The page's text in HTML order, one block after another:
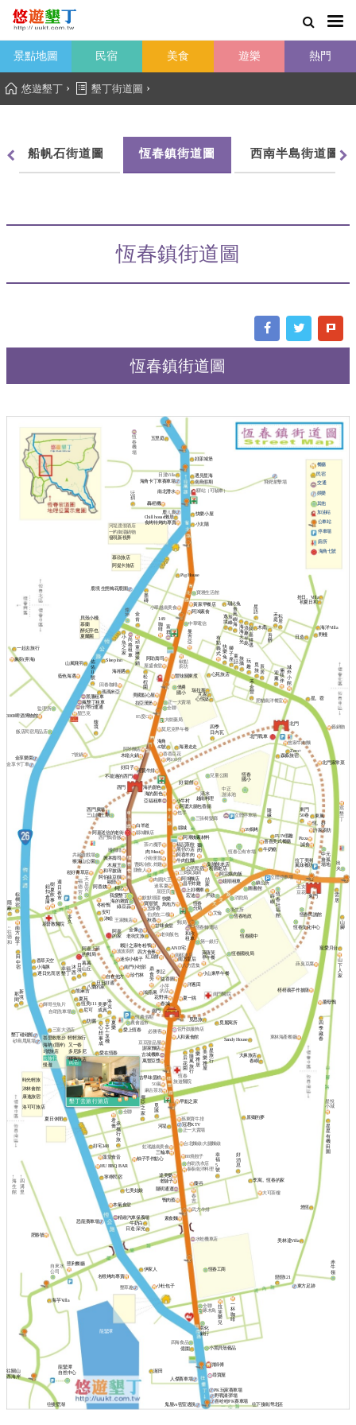
景點地圖 民宿 美食 遊樂 熱門
悠遊墾丁 › 墾丁街道圖 ›
船帆石街道圖 恆春鎮街道圖 西南半島街道圖
恆春鎮街道圖
恆春鎮街道圖
民宿
墾丁去旅行旅店
五里庭
餐廳
民宿
交通
娛樂
其他
加油站
公車站
停車場
廁所
海角七號
飛靶射擊場
往下接南灣北區
往後壁湖
驛站（可驗車）
南北潛水
小太陽
中華電信
富
群
149
咖
啡
燦
坤
尚
格
租
車
慕蘭
美國點心屋
薑母鴨
拉亞漢堡
85度C
瑪瑪米亞
黑藩租車
木箱火鍋
山風飛羽
藍色海遇
監理所
初夏日和
僑勇
國小
正一大賣場
全聯
莫尼克早午餐
四季
日內瓦
不能過的西門
北門戰車
北門
西門
海的顏色
海的顏色
亞福租車
兒童公園 恆春
國小
中正
游泳池
清水
越南料理
小牛村
阿賢牛排
包手
縣城
立體停車場
39焗烤
恆春公有市場
福記蒸餃
黑仔の店
阿香羊肉
阿鴻麵店
宏迪 戶政
恆春
分局
東門
50巷 東風
中元
搶孤
場地
出
火
東門
星
星
有
機
田
園
鎮公所
圖書館
消防局
衛生所
恆春地政
艾倫
恆春國中
恆春轉運站
恆春國稅局
小山東早午餐
第一銀行
南門醫院
白羊道
屈臣氏
秋香
和欣
租車
老街飯包
南方皇后
西門廣場
三山國王廟
阿嘉送信的老街
木屐王
阿伯綠豆饌
天
后
宮
週
日
夜
市
基督教醫院
幸福
墾丁
阿嘉上班
的郵局
阿嘉
的家
柯記
我愛墾丁
綠豆蒜
王家麵店
金像
夥計之家冬粉鴨
珍竹林
李記
鴻蘋果
海相遇
郵局
南都冰店
農會超市
恆農假期
南門
佐丹奴服飾店
人和素食館
豆豆甜品屋
謝家麵店
古城機車
萬豐豆漿
恆春
旅遊醫院
豐味關東煮
古早味蛋糕
全聯
砂島甩尾場
夏日休閒
河堤
冠君KTV
正一大賣場
三輪車
本氣食堂
達美樂
老舖子
鴨肉蔡
素食麵
精緻汽車保養場
照利餐廳
自來水
公司
龍鑾潭
自然中心
往關山
西海岸
龍鑾潭
原鄉的夢
恆春工商
伊家人
名根烤肉專賣
小杜包子
赤
牛
嶺
戀戀121
一
杯
咖
啡
四海食品
人傑賽車場
鬼屋vs密室逃脫
洪師傅
尋寶屋
PK玩家賽車場
喜哈哈PK賽車場
50嵐
城
外
小
館
君
喬
1號旅店
美夢
成真
粉圓老店
臭脯餅老店
星
旅
行
樂
雅
居
歐戀
全聯
墨
磚
鹿境 生態梅花鹿園
瘋墾丁租車
好日子
夏苑
輕輕旅行
愛上恆春
野棧
慢遊
3000啤酒博物館
沐睦
北門家常菜
Zero+
時光輕旅
野戰漆彈場
崧好青草店
墾丁碰碰船
海芋Villa
覓思旅
去旅行
藻堂食音 88燒餃子
迎
薰
沐林會館
四
季
藏
春
渥田
寶順號
玉珍香
快樂
鳥地方
阿婆大腸包香腸
南
方
餃
子
拉
芙
樂
兒
彰化
銀行
自助洗衣店
恐龍賽車場
益香圓
承
攜
行
旅
田
中
宿
七美姑娘
食烤特烤肉專賣
花野井
佑
佑
11
號
公仔民宿
黃家早餐店
早點之家
夏一跳
洋蔥田
麋谷
恆。好
阿潭姨素材料
多
久
恆美111
冬粉鴨
牛肉拉麵
美林達Villa
天
工
享
棧
夏
樂
心
想
事
成
南門小吃部
象廚(弄海)
自在他方
防曬
日造
逐日光而居
興丼壽司
阿鴻素食
愛在恆春
多尼多尼
上好機車
隨
風
旅
行
拾日。Villa
台灣行運通
迷你小橘子
寶雅生活館
鈕
扣
倉
庫
好
消
息
波波廚房
茶の魔手
曹媽冷飲.炸雞
億園
貝殼小棧
樹
夏
飲
事
默默很甜
水蛙機車店
鼎
食
芳
昌平炸雞
大可茶樓
海的雜貨
洛
克
棕
櫚
宿
隨
緣
安可
Pizza
啄木鳥
悠恆
大鼻旅店
牛奶白
牛奶糖
幸
福
5
號
金
肯
Pig House
美
樂
雅
屋
轟稻機
李寓。恆春的家
發現新視界
拉丁美洲
風味餐坊
好漾城堡
瑞比兔
康逸旅宿
一起去旅行
星巴克
誠食
星悅
小城
海角卡丁車賽車場
尼可
迷客夏
FUN假趣
旅
攝
夏爾麗
柚子手作點心
甘味食堂
墾草趣
榙榙義手作披薩
海灘走走
四方食事
小
魚
之
家
寧檸民宿
耘
居
慕欣旅店
吾
醉
禾
庭
Sandy House
覓麗寓所
芃家
童
話
獅
子
座 玩
趣
快
樂
兔
辰
居
心悅築
海
海
天
光
老街文旅
立體停車場
洛可可旅店
遇見星海
小黑貝殼藝品
曾家牛肉麵
台北麵線/大腸麵線
河堤渡假酒店
小翠越南美食
三張椅髮廊
屋盛食堂
7號鍋
恆
春
機
場
大樹藥局
共融遊戲場
猴洞山公園
自助洗車場
玉女
豆花
春城
小海豚
肥春號
↑
四
溝
里
↑
海
生
館
頑
童
麻
辣
鍋
日造·深光
許家廚坊
隱
蔽
←
往
德
和
倆
筷
伴
森淼旅宿
馥
境
飯店民宿用品店
阿琴麵店
山
下
人
家
鹿ㄦ島
Chill house懶居
泰泰南洋料理
三富大酒店
陽明通運
武方牛排
南島假期
阿助壽司
HU BBQ BAR
嗜咖啡
肥貓南洋餐室
窩
墾
丁
小萍
的店
肉圓大王
三媽臭臭鍋
好宅148
縣城麵店
阿提卡旅店
海洋Villa
浪
趣
半
島
瑞拉斯
辰
峰
小南便當
東林海產餐廳
覓
謐
蒔
嶼
恆
春
社
福
館
逸
境
山
腳
東方足跡
好 鬆餅
峇里散散步
星。蓿
必勝客
輝哥生魚片
和平披薩
春嶼
香草天空
青
鳥
嶼
海
阿
嘉
耕
逃
木矞
心苑旅店
禾
金
豐
AND宅
Sleep lnn
松
桯
園
后
花
園
覓
旅
橘色旅店
孫東寶牛排
鵝
肉
喆
家
肉 Meat
曼
吉
亞
醉妃亭也
日日好適
八樂的家
熊麻吉
沄
玥
金享樂園
萊薩芙
早午餐
那
間
阿宗爌肉飯
雲
居
暮暮
山丘
日
境
沐
西
恆春民謠館
快樂小屋
挪
亞
之
家
虹瑤越南美食
喜喜美式餐廳
有
點
義
式
麻古茶坊
伯虎在二樓
回春咖啡
海角
42號
寵愛月台
藝鍋物
又一春
金享卡丁車
紅豆餅
福
德
宮
海吶 (隱岸)
星
語
恆春文化中心
有
春
臭
豆
腐
弘
記
炭
烤
夫
麻
辣
燙
阿香姨
椒點
廚坊
日漫Villa
嬑順租車
一杓御湯鍋物
新
境
薛臭豆腐
春
吉
烤100分
香香豆花
賺食人
八方雲集
西門鴨香飯